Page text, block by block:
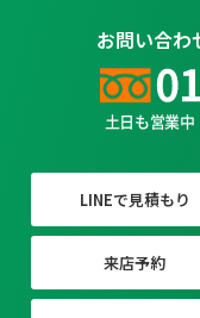
お問い合わ
土日も営業
LINEで見積もり
来店予約